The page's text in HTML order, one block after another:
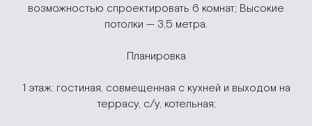
возможностью спроектировать 6 комнат; Высокие
потолки — 3,5 метра.
Планировка
1 этаж: гостиная, совмещенная с кухней и выходом на
террасу, с/у, котельная;